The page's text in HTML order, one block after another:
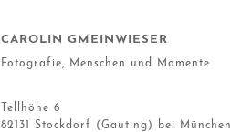
CAROLIN GMEINWIESER
Fotografie, Menschen und Momente
Tellhöhe 6
82131 Stockdorf (Gauting) bei München